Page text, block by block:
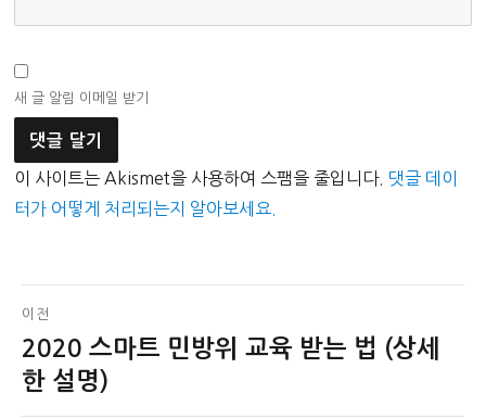
새 글 알림 이메일 받기
이 사이트는 Akismet을 사용하여 스팸을 줄입니다. 댓글 데이
터가 어떻게 처리되는지 알아보세요.
글
탐
색
이전
이
전
2020 스마트 민방위 교육 받는 법 (상세
한 설명)